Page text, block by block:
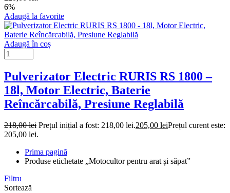
6%
Adaugă la favorite
Adaugă în coș
Pulverizator Electric RURIS RS 1800 –
18l, Motor Electric, Baterie
Reîncărcabilă, Presiune Reglabilă
218,00lei Prețul inițial a fost: 218,00 lei.205,00 leiPrețul curent este:
205,00 lei.
Prima pagină
Produse etichetate „Motocultor pentru arat și săpat”
Filtru
Sortează